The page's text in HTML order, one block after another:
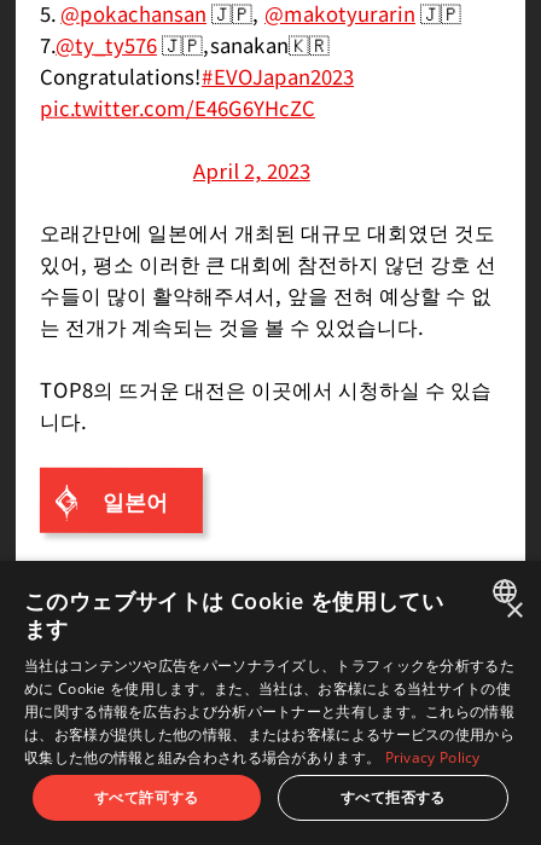
5. @pokachansan 🇯🇵, @makotyurarin 🇯🇵
7.@ty_ty576🇯🇵,sanakan🇰🇷
Congratulations!#EVOJapan2023
pic.twitter.com/E46G6YHcZC
April 2, 2023
오래간만에 일본에서 개최된 대규모 대회였던 것도
있어, 평소 이러한 큰 대회에 참전하지 않던 강호 선
수들이 많이 활약해주셔서, 앞을 전혀 예상할 수 없
는 전개가 계속되는 것을 볼 수 있었습니다.
TOP8의 뜨거운 대전은 이곳에서 시청하실 수 있습
니다.
일본어
ARC WORLD TOUR 2023
여기서부터는「ARC WORLD TOUR 2023」의 정보
를 보내드립니다.
예선 대회가 6월 9일의 「Headstomper」와
「Battle Arena Melbourne」로 시작이 되었습니
다. 이번 월드 투어 결승은 지난번보다 규모가 커져,
ENGLISH
×
このウェブサイトは Cookie を使用してい
ます
当社はコンテンツや広告をパーソナライズし、トラフィックを分析するた
めに Cookie を使用します。また、当社は、お客様による当社サイトの使
用に関する情報を広告および分析パートナーと共有します。これらの情報
は、お客様が提供した他の情報、またはお客様によるサービスの使用から
収集した他の情報と組み合わされる場合があります。
Privacy Policy
すべて許可する
すべて拒否する